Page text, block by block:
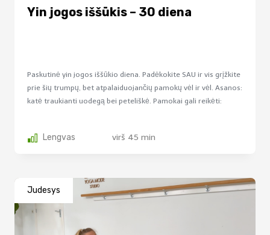
Yin jogos iššūkis – 30 diena
Paskutinė yin jogos iššūkio diena. Padėkokite SAU ir vis grįžkite
prie šių trumpų, bet atpalaiduojančių pamokų vėl ir vėl. Asanos:
katė traukianti uodegą bei peteliškė. Pamokai gali reikėti:
Lengvas virš 45 min
Judesys